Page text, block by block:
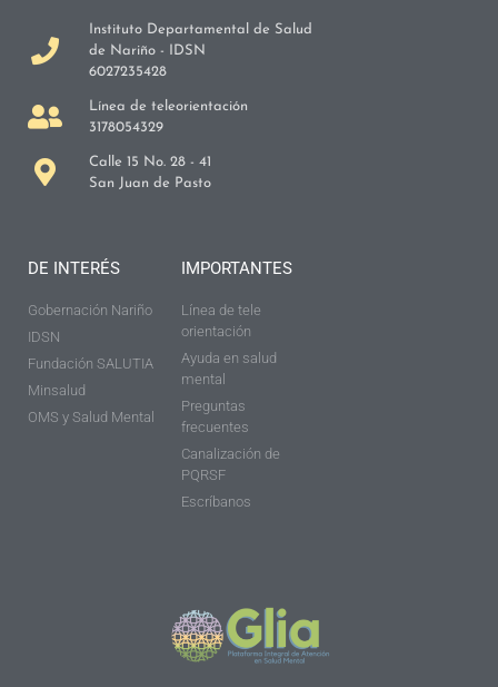
Instituto Departamental de Salud
de Nariño - IDSN
6027235428
Línea de teleorientación
3178054329
Calle 15 No. 28 - 41
San Juan de Pasto
DE INTERÉS
Gobernación Nariño
IDSN
Fundación SALUTIA
Minsalud
OMS y Salud Mental
IMPORTANTES
Línea de tele
orientación
Ayuda en salud
mental
Preguntas
frecuentes
Canalización de
PQRSF
Escríbanos